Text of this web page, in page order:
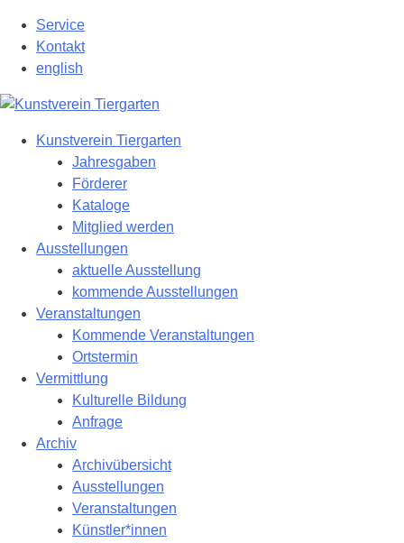
Hauptinhalt
springen
Service
Kontakt
english
Kunstverein Tiergarten
Jahresgaben
Förderer
Kataloge
Mitglied werden
Ausstellungen
aktuelle Ausstellung
kommende Ausstellungen
Veranstaltungen
Kommende Veranstaltungen
Ortstermin
Vermittlung
Kulturelle Bildung
Anfrage
Archiv
Archivübersicht
Ausstellungen
Veranstaltungen
Künstler*innen